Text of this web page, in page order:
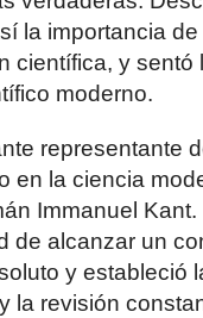
la importancia
científica, y sentó
moderno.
representante
en la ciencia
Immanuel Kant.
de alcanzar un
y estableció
la revisión